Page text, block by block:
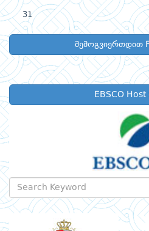
31
შემოგვიერთდით
EBSCO